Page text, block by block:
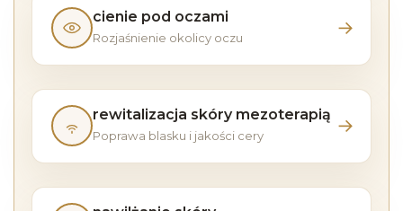
odmładzanie
okolicy
oczu
cienie pod oczami
Rozjaśnienie okolicy oczu →
Przejdź
do
strony:
cienie
pod
oczami
rewitalizacja skóry mezoterapią
Poprawa blasku i jakości cery →
Przejdź
do
strony: